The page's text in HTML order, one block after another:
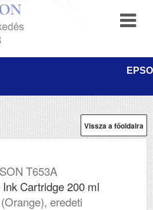
Vissza a főoldalra
T653A
Cartridge 200 ml
eredeti